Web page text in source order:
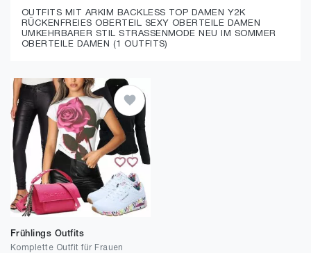
OUTFITS MIT ARKIM BACKLESS TOP DAMEN Y2K
RÜCKENFREIES OBERTEIL SEXY OBERTEILE DAMEN
UMKEHRBARER STIL STRASSENMODE NEU IM SOMMER
OBERTEILE DAMEN (1 OUTFITS)
Frühlings Outfits
Komplette Outfit für Frauen